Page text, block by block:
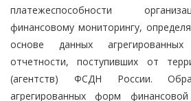
платежеспособности
финансовому мониторингу,
основе данных
отчетности, поступивших от
(агентств) ФСДН России.
агрегированных форм